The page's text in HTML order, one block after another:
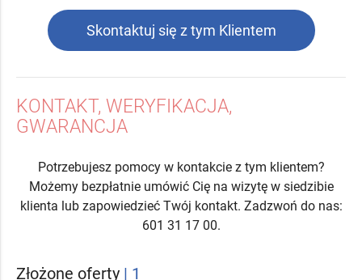
Skontaktuj się z tym Klientem
KONTAKT, WERYFIKACJA,
GWARANCJA
Potrzebujesz pomocy w kontakcie z tym klientem?
Możemy bezpłatnie umówić Cię na wizytę w siedzibie
klienta lub zapowiedzieć Twój kontakt. Zadzwoń do nas:
601 31 17 00.
Złożone oferty | 1